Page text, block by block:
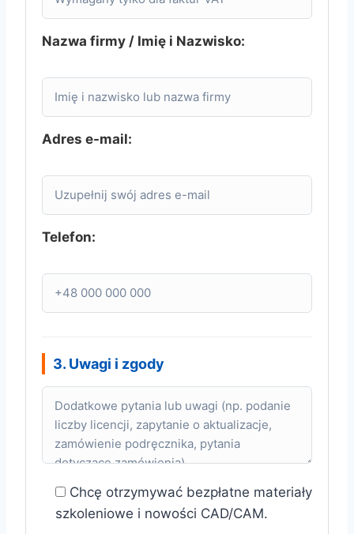
Nazwa firmy / Imię i Nazwisko:
Adres e-mail:
Telefon:
3. Uwagi i zgody
Chcę otrzymywać bezpłatne materiały
szkoleniowe i nowości CAD/CAM.